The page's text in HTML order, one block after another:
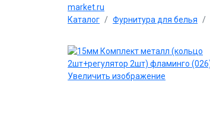
market.ru
Каталог Фурнитура для белья
Увеличить изображение